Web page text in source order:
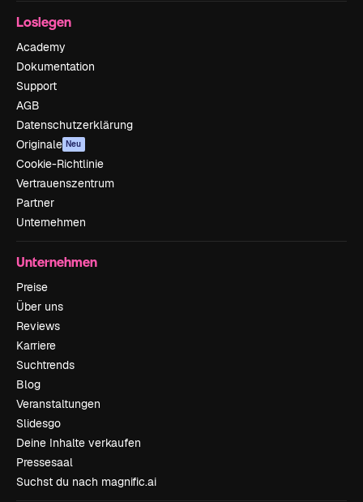
Loslegen
Academy
Dokumentation
Support
AGB
Datenschutzerklärung
Originale Neu
Cookie-Richtlinie
Vertrauenszentrum
Partner
Unternehmen
Unternehmen
Preise
Über uns
Reviews
Karriere
Suchtrends
Blog
Veranstaltungen
Slidesgo
Deine Inhalte verkaufen
Pressesaal
Suchst du nach magnific.ai